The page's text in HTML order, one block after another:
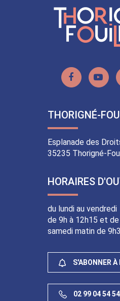
Lien
le
compte
Lien
la
THORIGNÉ-
Esplanade des
35235 Thorigné-
HORAIRES
du lundi au vendredi
de 9h à 12h15 et
samedi matin de
S'ABONNER
02 99 04 54 54